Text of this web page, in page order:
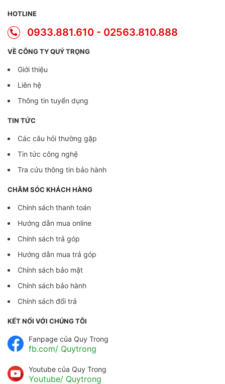
HOTLINE
0933.881.610 - 02563.810.888
VỀ CÔNG TY QUÝ TRỌNG
Giới thiệu
Liên hệ
Thông tin tuyển dụng
TIN TỨC
Các câu hỏi thường gặp
Tin tức công nghệ
Tra cứu thông tin bảo hành
CHĂM SÓC KHÁCH HÀNG
Chính sách thanh toán
Hướng dẫn mua online
Chính sách trả góp
Hướng dẫn mua trả góp
Chính sách bảo mật
Chính sách bảo hành
Chính sách đổi trả
KẾT NỐI VỚI CHÚNG TÔI
Fanpage của Quy Trong
fb.com/ Quytrong
Youtube của Quy Trong
Youtube/ Quytrong